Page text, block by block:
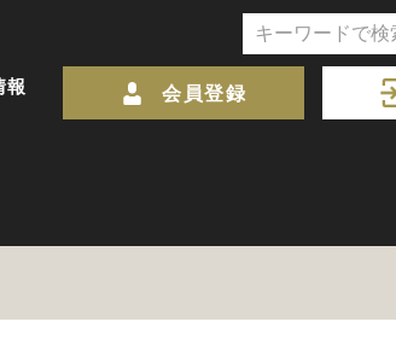
報 会員登録